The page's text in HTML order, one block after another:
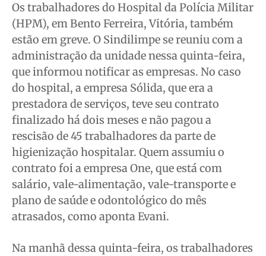
Os trabalhadores do Hospital da Polícia Militar
(HPM), em Bento Ferreira, Vitória, também
estão em greve. O Sindilimpe se reuniu com a
administração da unidade nessa quinta-feira,
que informou notificar as empresas. No caso
do hospital, a empresa Sólida, que era a
prestadora de serviços, teve seu contrato
finalizado há dois meses e não pagou a
rescisão de 45 trabalhadores da parte de
higienização hospitalar. Quem assumiu o
contrato foi a empresa One, que está com
salário, vale-alimentação, vale-transporte e
plano de saúde e odontológico do mês
atrasados, como aponta Evani.
Na manhã dessa quinta-feira, os trabalhadores